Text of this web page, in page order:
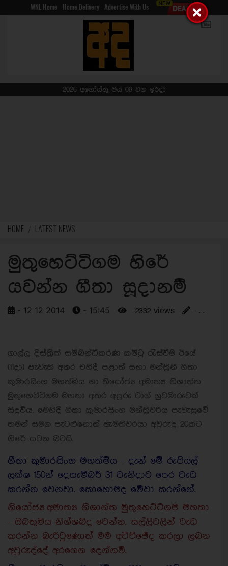
WNL Home Home Delivery Advertise With Us
2026 අගෝස්තු මස 09 වන ඉරිදා
HOME LATEST NEWS
මුතුහෙට්ටිගම හිරේ
යවන්න ගීතා සූදානම්
- 12 12 2014 - 15:45 - 2332 views - . .
ගාල්ල දිස්ත්‍රික් සම්බන්ධීකරණ කමිටු රැස්වීම ඊයේ
(11දා) පැවැති අතර එහිදී පළාත් සභා මන්ත්‍රිනී ගීතා
කුමාරසිංහ මහත්මිය හා නියෝජ්‍ය අමාත්‍ය නිශාන්ත
මුතුහෙට්ටිගම මහතා අතර අපූරු වාග් හුවමාරුවක්
සිදුවිය. මෙහිදී ගීතා කුමාරසිංහ මන්ත්‍රීවරිය පැවැසුවේ
තමන් සමග පැටළුනොත් ඇමතිවරයා අවුරුදු 20කට
හිරේ යවන බවයි.
ගීතා කුමාරසිංහ මහත්මිය - දැන් මේ රුපියල්
ලක්ෂ 150න් දෙසැම්බර් 31 වැනිදාට පෙර වැඩ
කරන්න වෙනවා. කොහොමද මේවා කරන්නේ.
නියෝජ්‍ය අමාත්‍ය නිශාන්ත මුතුහෙට්ටිගම මහතා
- ඔබතුමිය නිශ්ශබ්ද වෙන්න. සල්ලිවලින් වැඩ
කරන්න බැරිවුණොත් මම අවිච්ඡේද කරලා ලබන
අවුරුද්දේ අරගෙන දෙන්නම්.